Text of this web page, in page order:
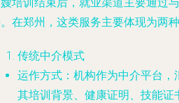
在郑州，这类服务主要体现为两种
传统中介模式
运作方式 ：机构作为中介平台
其培训背景、健康证明、技能